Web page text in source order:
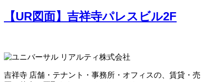
【UR図面】吉祥寺パレスビル2F
吉祥寺 店舗・テナント・事務所・オフィスの、賃貸・売